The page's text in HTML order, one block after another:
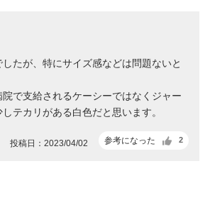
たが、特にサイズ感などは問題ないと
で支給されるケーシーではなくジャー
テカリがある白色だと思います。
参考になった 2
投稿日：2023/04/02